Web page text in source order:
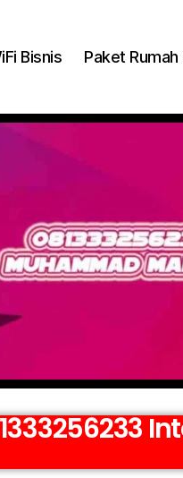
Bisnis Paket Rumah